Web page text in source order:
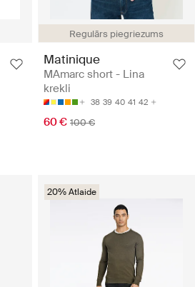
Regulārs piegriezums
Matinique
MAmarc short - Lina
krekli
38 39 40 41 42
60 € 100 €
20% Atlaide